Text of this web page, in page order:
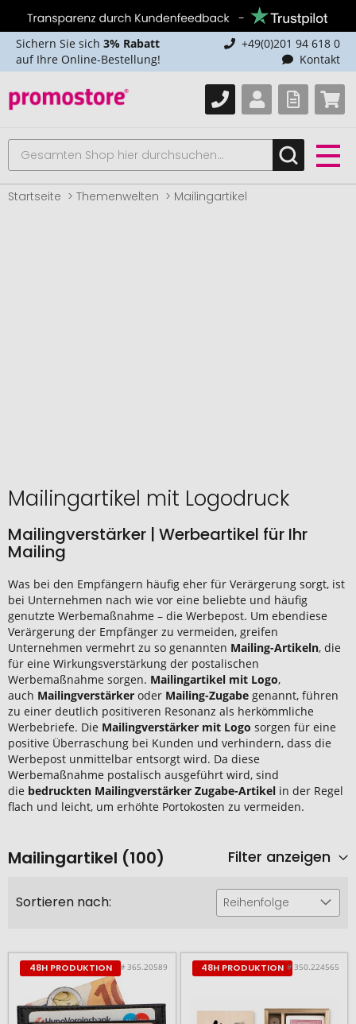
Sichern Sie sich 3% Rabatt
auf Ihre Online-Bestellung!
+49(0)201 94 618 0
Kontakt
Startseite Themenwelten Mailingartikel
Mailingartikel mit Logodruck
Mailingverstärker | Werbeartikel für Ihr
Mailing
Was bei den Empfängern häufig eher für Verärgerung sorgt, ist
bei Unternehmen nach wie vor eine beliebte und häufig
genutzte Werbemaßnahme – die Werbepost. Um ebendiese
Verärgerung der Empfänger zu vermeiden, greifen
Unternehmen vermehrt zu so genannten Mailing-Artikeln, die
für eine Wirkungsverstärkung der postalischen
Werbemaßnahme sorgen. Mailingartikel mit Logo,
auch Mailingverstärker oder Mailing-Zugabe genannt, führen
zu einer deutlich positiveren Resonanz als herkömmliche
Werbebriefe. Die Mailingverstärker mit Logo sorgen für eine
positive Überraschung bei Kunden und verhindern, dass die
Werbepost unmittelbar entsorgt wird. Da diese
Werbemaßnahme postalisch ausgeführt wird, sind
die bedruckten Mailingverstärker Zugabe-Artikel in der Regel
flach und leicht, um erhöhte Portokosten zu vermeiden.
Mailingartikel (100) Filter anzeigen
Sortieren nach: Reihenfolge
48H PRODUKTION # 365.20589 48H PRODUKTION # 350.224565